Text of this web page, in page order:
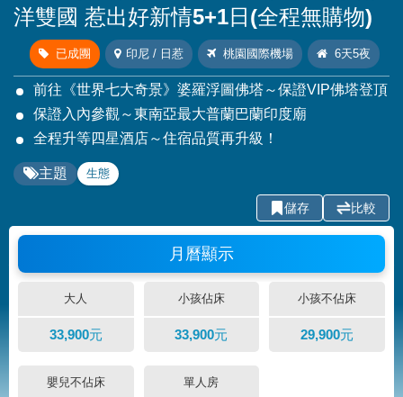
洋雙國 惹出好新情5+1日(全程無購物)
已成團 印尼 / 日惹 桃園國際機場 6天5夜
前往《世界七大奇景》婆羅浮圖佛塔～保證VIP佛塔登頂
保證入內參觀～東南亞最大普蘭巴蘭印度廟
全程升等四星酒店～住宿品質再升級！
主題 生態
儲存 比較
月曆顯示
大人 小孩佔床 小孩不佔床
33,900元 33,900元 29,900元
嬰兒不佔床 單人房